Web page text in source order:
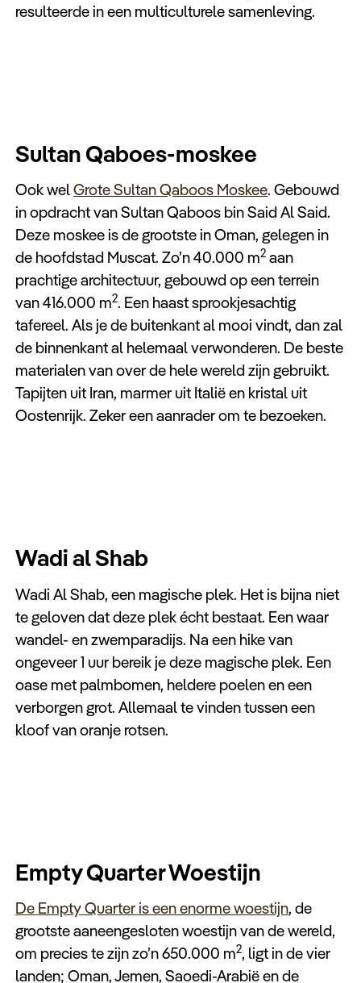
resulteerde in een multiculturele samenleving.
Sultan Qaboes-moskee
Ook welGrote Sultan Qaboos Moskee. Gebouwd
in opdracht van Sultan Qaboos bin Said Al Said.
Deze moskee is de grootste in Oman, gelegen in
de hoofdstad Muscat. Zo’n 40.000 m2 aan
prachtige architectuur, gebouwd op een terrein
van 416.000 m2. Een haast sprookjesachtig
tafereel. Als je de buitenkant al mooi vindt, dan zal
de binnenkant al helemaal verwonderen. De beste
materialen van over de hele wereld zijn gebruikt.
Tapijten uit Iran, marmer uit Italië en kristal uit
Oostenrijk. Zeker een aanrader om te bezoeken.
Wadi al Shab
Wadi Al Shab, een magische plek. Het is bijna niet
te geloven dat deze plek écht bestaat. Een waar
wandel- en zwemparadijs. Na een hike van
ongeveer 1 uur bereik je deze magische plek. Een
oase met palmbomen, heldere poelen en een
verborgen grot. Allemaal te vinden tussen een
kloof van oranje rotsen.
Empty Quarter Woestijn
De Empty Quarter is een enorme woestijn, de
grootste aaneengesloten woestijn van de wereld,
om precies te zijn zo’n 650.000 m2, ligt in de vier
landen; Oman, Jemen, Saoedi-Arabië en de